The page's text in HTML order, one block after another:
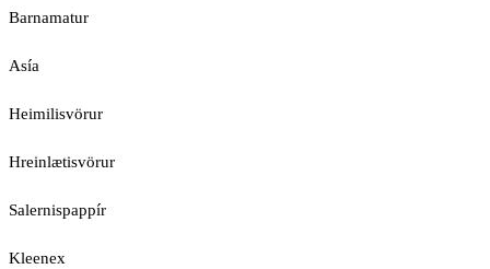
Barnamatur
Asía
Heimilisvörur
Hreinlætisvörur
Salernispappír
Kleenex